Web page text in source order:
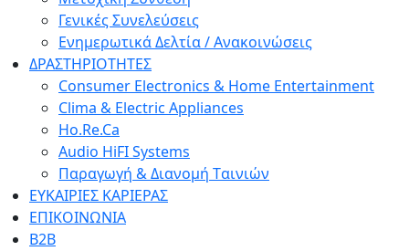
Γενικές Συνελεύσεις
Ενημερωτικά Δελτία / Ανακοινώσεις
ΔΡΑΣΤΗΡΙΟΤΗΤΕΣ
Consumer Electronics & Home Entertainment
Clima & Electric Appliances
Ho.Re.Ca
Audio HiFI Systems
Παραγωγή & Διανομή Tαινιών
ΕΥΚΑΙΡΙΕΣ ΚΑΡΙΕΡΑΣ
ΕΠΙΚΟΙΝΩΝΙΑ
Β2Β